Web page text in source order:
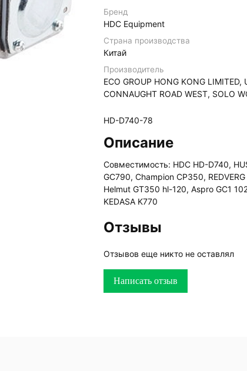
Бренд
HDC Equipment
Страна производства
Китай
Производитель
ECO GROUP HONG KONG
CONNAUGHT ROAD WEST, SOLO
HD-D740-78
Описание
Совместимость: HDC HD-D740,
GC790, Champion CP350,
Helmut GT350 hl-120, Aspro GC1
KEDASA K770
Отзывы
Отзывов еще никто не оставлял
Написать отзыв